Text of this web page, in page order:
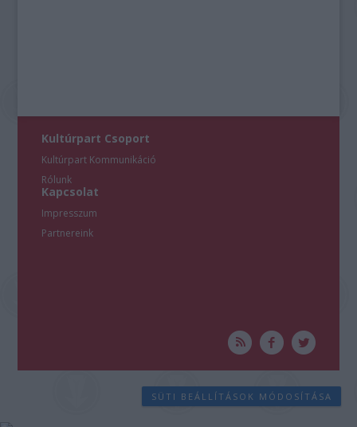
Kultúrpart Csoport
Kultúrpart Kommunikáció
Rólunk
Kapcsolat
Impresszum
Partnereink
SÜTI BEÁLLÍTÁSOK MÓDOSÍTÁSA